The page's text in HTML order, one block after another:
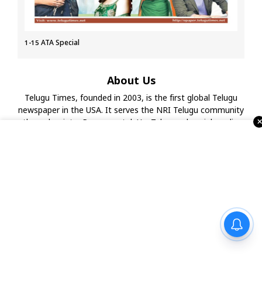
1-15 ATA Special
About Us
Telugu Times, founded in 2003, is the first global Telugu
newspaper in the USA. It serves the NRI Telugu community
through print, ePaper, portal, YouTube, and social media.